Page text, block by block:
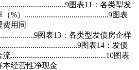
图表11：各类型发
%）...........................................9图表
费用同
图表13：各类型发债房企样
图表14：发债
.................................................10图表
本经营性净现金